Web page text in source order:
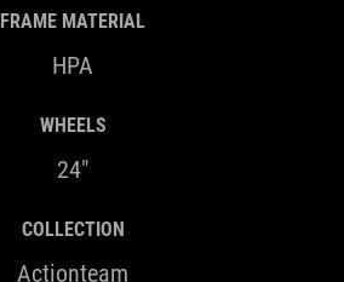
FRAME MATERIAL
HPA
WHEELS
24"
COLLECTION
Actionteam